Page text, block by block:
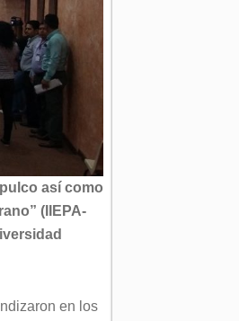
así como
(IIEPA-
en los